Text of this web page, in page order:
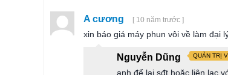
A cương [ 10 năm trước ]
xin báo giá máy phun vôi về làm đại
Nguyễn Dũng QUẢN TRỊ
anh để lại sđt hoặc liên lạc